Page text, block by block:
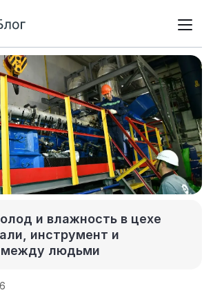
и влажность в цехе
инструмент и
между людьми